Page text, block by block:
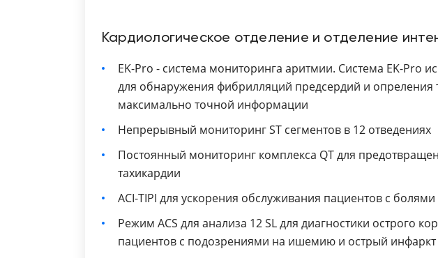
Кардиологическое отделение и отделение
EK-Pro - система мониторинга аритмии. Система EK-Pro
для обнаружения фибрилляций предсердий и опреления
максимально точной информации
Непрерывный мониторинг ST сегментов в 12 отведениях
Постоянный мониторинг комплекса QT для
тахикардии
ACI-TIPI для ускорения обслуживания пациентов с болями
Режим ACS для анализа 12 SL для диагностики острого
пациентов с подозрениями на ишемию и острый инфаркт